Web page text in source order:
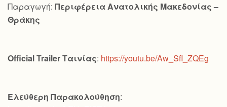
Παραγωγή: Περιφέρεια Ανατολικής Μακεδονίας –
Θράκης
OfficialTrailerΤαινίας: https://youtu.be/Aw_SfI_ZQEg
Ελεύθερη Παρακολούθηση: